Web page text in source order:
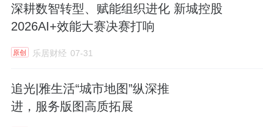
深耕数智转型、赋能组织进化 新城控股
2026AI+效能大赛决赛打响
原创 乐居财经 07-31
追光|雅生活“城市地图”纵深推
进，服务版图高质拓展